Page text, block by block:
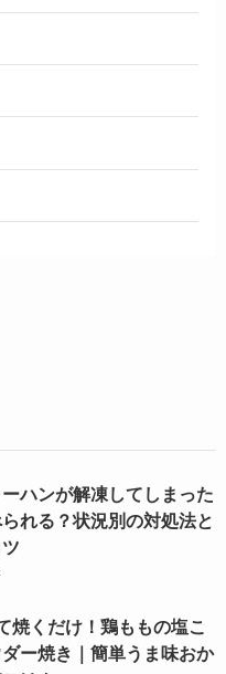
ハンが解凍してしまった
れる？状況別の対処法と
焼くだけ！鶏ももの塩こ
ー焼き｜簡単うま味おか